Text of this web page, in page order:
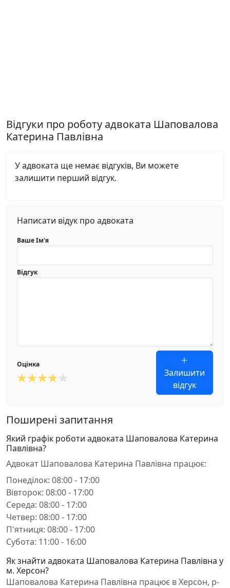
Відгуки про роботу адвоката Шаповалова
Катерина Павлівна
У адвоката ще немає відгуків, Ви можете
залишити перший відгук.
Написати відук про адвоката
Ваше Ім'я
Відгук
Оцінка
Залишити
відгук
Поширені запитання
Який графік роботи адвоката Шаповалова Катерина
Павлівна?
Адвокат Шаповалова Катерина Павлівна працює:
Понеділок: 08:00 - 17:00
Вівторок: 08:00 - 17:00
Середа: 08:00 - 17:00
Четвер: 08:00 - 17:00
П'ятниця: 08:00 - 17:00
Субота: 11:00 - 16:00
Як знайти адвоката Шаповалова Катерина Павлівна у
м. Херсон?
Шаповалова Катерина Павлівна працює в Херсон, р-